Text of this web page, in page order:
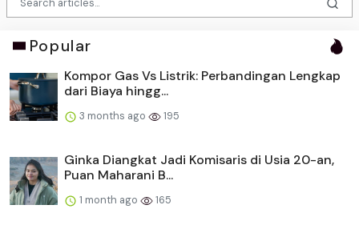
Popular
Kompor Gas Vs Listrik: Perbandingan Lengkap
dari Biaya hingg...
3 months ago 195
Ginka Diangkat Jadi Komisaris di Usia 20-an,
Puan Maharani B...
1 month ago 165